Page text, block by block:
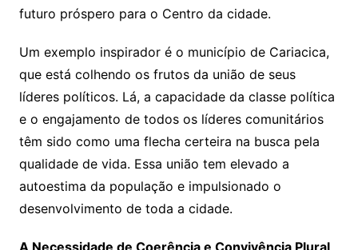
futuro próspero para o Centro da cidade.
Um exemplo inspirador é o município de Cariacica,
que está colhendo os frutos da união de seus
líderes políticos. Lá, a capacidade da classe política
e o engajamento de todos os líderes comunitários
têm sido como uma flecha certeira na busca pela
qualidade de vida. Essa união tem elevado a
autoestima da população e impulsionado o
desenvolvimento de toda a cidade.
A Necessidade de Coerência e Convivência Plural